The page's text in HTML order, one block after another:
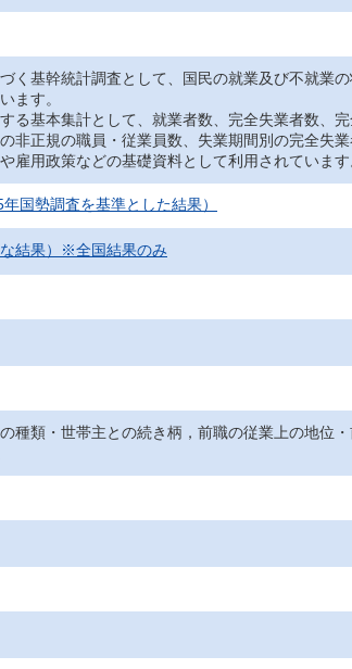
く基幹統計調査として、国民の就業及び不就業
ます。
る基本集計として、就業者数、完全失業者数、
非正規の職員・従業員数、失業期間別の完全失業
雇用政策などの基礎資料として利用されています
国勢調査を基準とした結果）
結果）※全国結果のみ
種類・世帯主との続き柄，前職の従業上の地位